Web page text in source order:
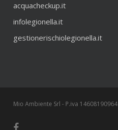
acquacheckup.it
infolegionella.it
gestionerischiolegionella.it
Mio Ambiente Srl - P.iva 14608190964
facebook